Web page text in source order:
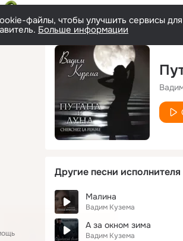
файлы, чтобы улучшить сервисы
Больше информации
Другие песни исполнителя
Малина
Вадим Кузема
А за окном зима
Вадим Кузема